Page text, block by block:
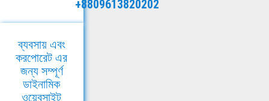
+8809613820202
ব্যবসায় এবং
করপোরেট এর
জন্য সম্পূর্ণ
ডাইনামিক
ওয়েবসাইট